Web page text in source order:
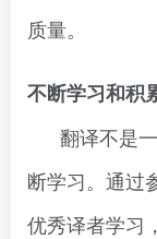
质量。
不断学习和积
翻译不是
断学习。通过
优秀译者学习